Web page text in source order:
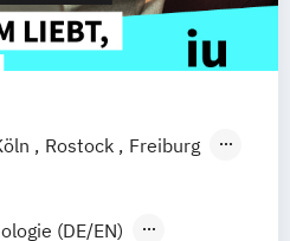
Rostock
Freiburg
(DE/EN)